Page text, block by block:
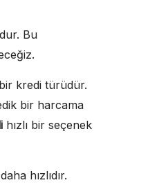
Bu
kredi türüdür.
bir harcama
hızlı bir seçenek
hızlıdır.